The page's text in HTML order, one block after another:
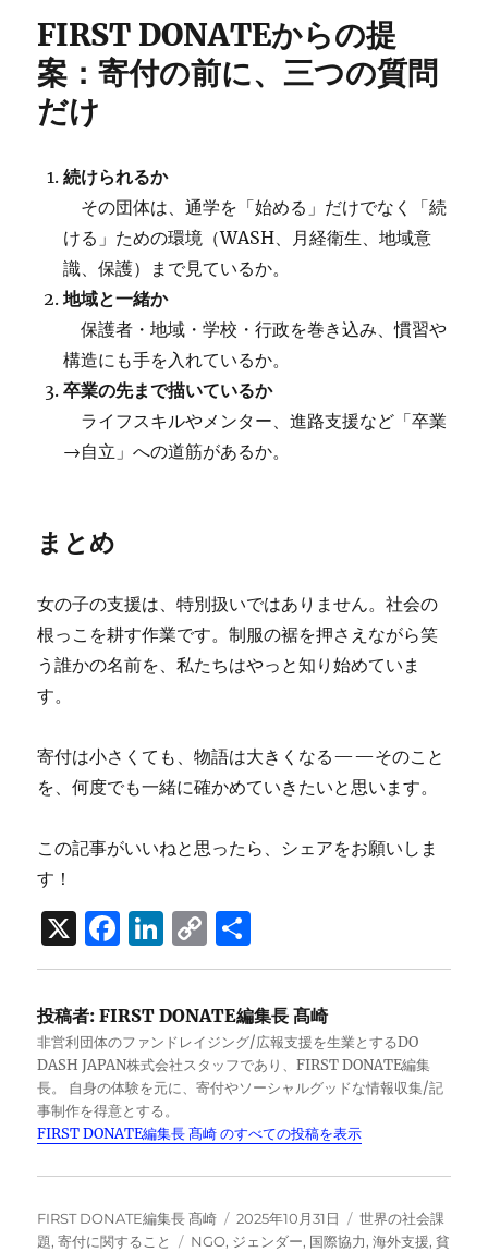
FIRST DONATEからの提
案：寄付の前に、三つの質問
だけ
続けられるか
その団体は、通学を「始める」だけでなく「続
ける」ための環境（WASH、月経衛生、地域意
識、保護）まで見ているか。
地域と一緒か
保護者・地域・学校・行政を巻き込み、慣習や
構造にも手を入れているか。
卒業の先まで描いているか
ライフスキルやメンター、進路支援など「卒業
→自立」への道筋があるか。
まとめ
女の子の支援は、特別扱いではありません。社会の
根っこを耕す作業です。制服の裾を押さえながら笑
う誰かの名前を、私たちはやっと知り始めていま
す。
寄付は小さくても、物語は大きくなる——そのこと
を、何度でも一緒に確かめていきたいと思います。
この記事がいいねと思ったら、シェアをお願いしま
す！
X
F
a
c
e
b
o
o
k
Li
n
k
e
d
I
n
C
o
p
y
Li
n
k
有
投稿者: FIRST DONATE編集長 髙崎
非営利団体のファンドレイジング/広報支援を生業とするDO
DASH JAPAN株式会社スタッフであり、FIRST DONATE編集
長。 自身の体験を元に、寄付やソーシャルグッドな情報収集/記
事制作を得意とする。
FIRST DONATE編集長 髙崎 のすべての投稿を表示
投
稿
FIRST DONATE編集長 髙崎
投
稿
2025年10月31日
カ
テ
世界の社会課
題,寄付に関すること
タ
NGO, ジェンダー, 国際協力,海外支援,貧